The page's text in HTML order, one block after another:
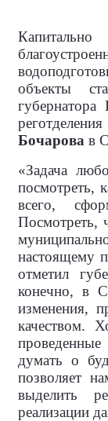
объекты
губернатора
Бочарова в
«Задача
посмотреть,
всего,
Посмотреть,
настоящему
отметил
конечно, в
изменения,
качеством.
думать о
позволяет
выделить
реализации